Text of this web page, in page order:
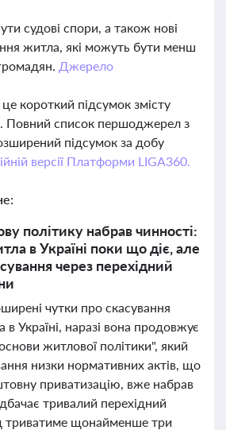
судові спори, а також нові
житла, які можуть бути менш
Джерело
короткий підсумок змісту
Повний список першоджерел з
підсумок за добу
версії Платформи LIGA360.
політику набрав чинності:
в Україні поки що діє, але
через перехідний
чутки про скасування
в Україні, наразі вона продовжує
житлової політики", який
низки нормативних актів, що
приватизацію, вже набрав
тривалий перехідний
триватиме щонайменше три